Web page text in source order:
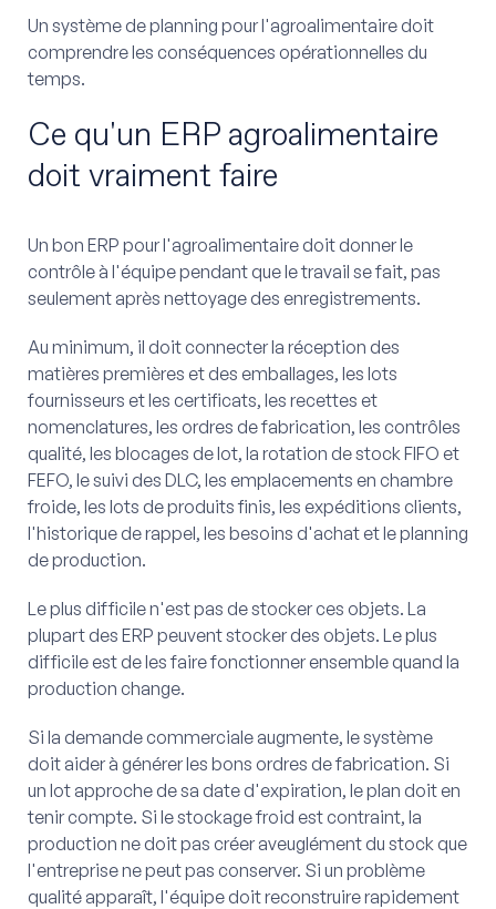
Un système de planning pour l'agroalimentaire doit
comprendre les conséquences opérationnelles du
temps.
Ce qu'un ERP agroalimentaire
doit vraiment faire
Un bon ERP pour l'agroalimentaire doit donner le
contrôle à l'équipe pendant que le travail se fait, pas
seulement après nettoyage des enregistrements.
Au minimum, il doit connecter la réception des
matières premières et des emballages, les lots
fournisseurs et les certificats, les recettes et
nomenclatures, les ordres de fabrication, les contrôles
qualité, les blocages de lot, la rotation de stock FIFO et
FEFO, le suivi des DLC, les emplacements en chambre
froide, les lots de produits finis, les expéditions clients,
l'historique de rappel, les besoins d'achat et le planning
de production.
Le plus difficile n'est pas de stocker ces objets. La
plupart des ERP peuvent stocker des objets. Le plus
difficile est de les faire fonctionner ensemble quand la
production change.
Si la demande commerciale augmente, le système
doit aider à générer les bons ordres de fabrication. Si
un lot approche de sa date d'expiration, le plan doit en
tenir compte. Si le stockage froid est contraint, la
production ne doit pas créer aveuglément du stock que
l'entreprise ne peut pas conserver. Si un problème
qualité apparaît, l'équipe doit reconstruire rapidement